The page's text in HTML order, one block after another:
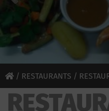
/ RESTAURANTS /